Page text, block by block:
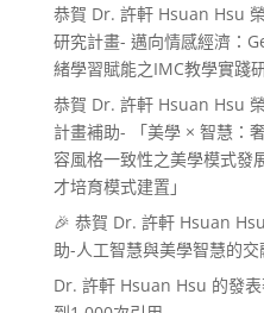
恭賀 Dr. 許軒 Hsuan Hsu
研究計畫- 邁向情感經濟：
緒學習賦能之IMC教學實踐
恭賀 Dr. 許軒 Hsuan Hsu
計畫補助- 「美學 × 智慧：
容風格一致性之美學模式發
才培育模式建置」
🎉 恭賀 Dr. 許軒 Hsuan
助-人工智慧與美學智慧的交
Dr. 許軒 Hsuan Hsu 的發